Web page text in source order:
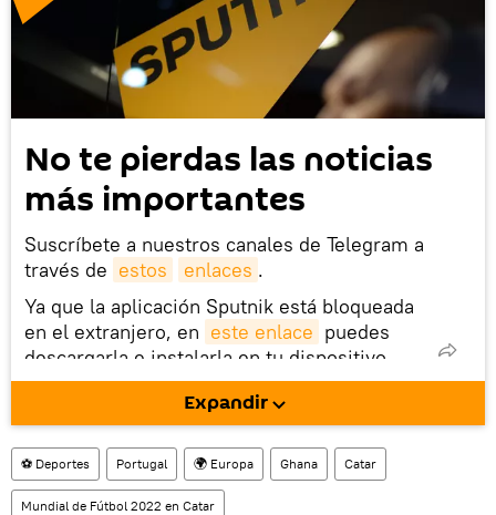
No te pierdas las noticias
más importantes
Suscríbete a nuestros canales de Telegram a
través de estos enlaces .
Ya que la aplicación Sputnik está bloqueada
en el extranjero, en este enlace puedes
descargarla e instalarla en tu dispositivo
móvil (¡solo para Android!).
También tenemos una cuenta en la red
social rusa VK .
Expandir
⚽ Deportes Portugal 🌍 Europa Ghana Catar
Mundial de Fútbol 2022 en Catar